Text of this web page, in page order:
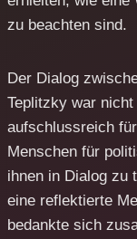
zu beachten sind.
Der Dialog
Teplitzky war
aufschlussreich
Menschen für
ihnen in Dialog zu
eine reflektierte
bedankte sich